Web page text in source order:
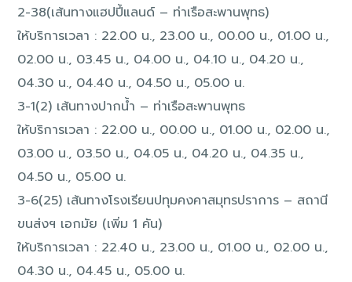
2-38(เส้นทางแฮปปี้แลนด์ – ท่าเรือสะพานพุทธ)
ให้บริการเวลา : 22.00 น., 23.00 น., 00.00 น., 01.00 น.,
02.00 น., 03.45 น., 04.00 น., 04.10 น., 04.20 น.,
04.30 น., 04.40 น., 04.50 น., 05.00 น.
3-1(2) เส้นทางปากน้ำ – ท่าเรือสะพานพุทธ
ให้บริการเวลา : 22.00 น., 00.00 น., 01.00 น., 02.00 น.,
03.00 น., 03.50 น., 04.05 น., 04.20 น., 04.35 น.,
04.50 น., 05.00 น.
3-6(25) เส้นทางโรงเรียนปทุมคงคาสมุทรปราการ – สถานี
ขนส่งฯ เอกมัย (เพิ่ม 1 คัน)
ให้บริการเวลา : 22.40 น., 23.00 น., 01.00 น., 02.00 น.,
04.30 น., 04.45 น., 05.00 น.